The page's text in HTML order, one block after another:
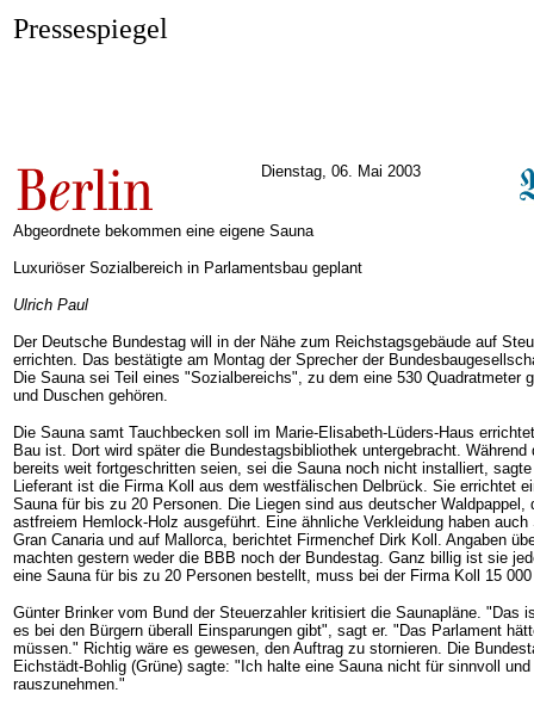
Pressespiegel
Dienstag, 06. Mai 2003
Abgeordnete bekommen eine eigene Sauna
Luxuriöser Sozialbereich in Parlamentsbau geplant
Ulrich Paul
Der Deutsche Bundestag will in der Nähe zum Reichstagsgebäude auf
errichten. Das bestätigte am Montag der Sprecher der
Die Sauna sei Teil eines "Sozialbereichs", zu dem eine 530 Quadratmeter
und Duschen gehören.
Die Sauna samt Tauchbecken soll im Marie-Elisabeth-Lüders-Haus
Bau ist. Dort wird später die Bundestagsbibliothek untergebracht.
bereits weit fortgeschritten seien, sei die Sauna noch nicht installiert,
Lieferant ist die Firma Koll aus dem westfälischen Delbrück. Sie errichtet
Sauna für bis zu 20 Personen. Die Liegen sind aus deutscher Waldpappel,
astfreiem Hemlock-Holz ausgeführt. Eine ähnliche Verkleidung haben
Gran Canaria und auf Mallorca, berichtet Firmenchef Dirk Koll. Angaben
machten gestern weder die BBB noch der Bundestag. Ganz billig ist sie
eine Sauna für bis zu 20 Personen bestellt, muss bei der Firma Koll 15
Günter Brinker vom Bund der Steuerzahler kritisiert die Saunapläne. "Das
es bei den Bürgern überall Einsparungen gibt", sagt er. "Das Parlament
müssen." Richtig wäre es gewesen, den Auftrag zu stornieren. Die
Eichstädt-Bohlig (Grüne) sagte: "Ich halte eine Sauna nicht für sinnvoll
rauszunehmen."